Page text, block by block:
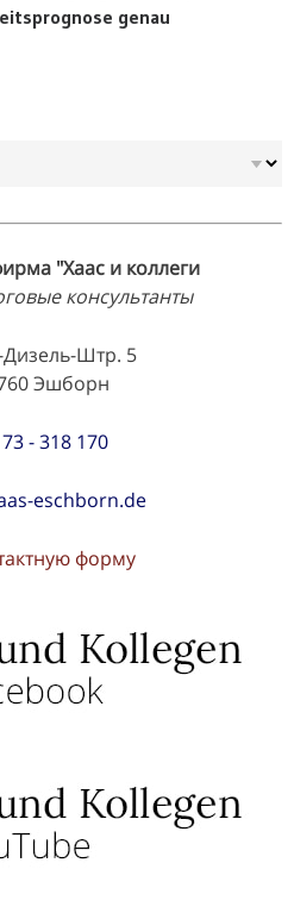
genau
"Хаас и коллеги
консультанты
Штр. 5
Эшборн
- 318 170
eschborn.de
форму